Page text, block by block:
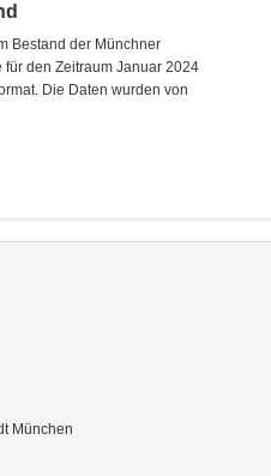
Bestand der Münchner
den Zeitraum Januar 2024
Die Daten wurden von
München